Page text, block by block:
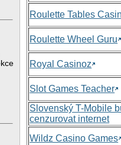
Roulette Tables
Roulette Wheel Guru
Royal Casinoz
Slot Games Teacher
Slovenský T-Mobile
cenzurovat internet
Wildz Casino Games